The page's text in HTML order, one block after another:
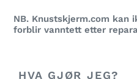
NB. Knustskjerm.com kan
forblir vanntett etter
HVA GJØR JEG?